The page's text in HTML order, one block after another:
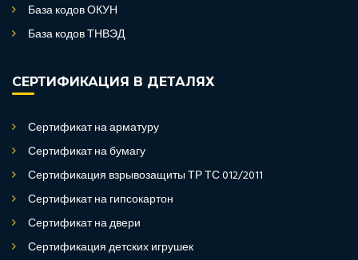
База кодов ОКУН
База кодов ТНВЭД
СЕРТИФИКАЦИЯ В ДЕТАЛЯХ
Сертификат на арматуру
Сертификат на бумагу
Сертификация взрывозащиты ТР ТС 012/2011
Сертификат на гипсокартон
Сертификат на двери
Сертификация детских игрушек